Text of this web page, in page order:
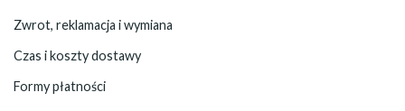
Zwrot, reklamacja i wymiana
Czas i koszty dostawy
Formy płatności